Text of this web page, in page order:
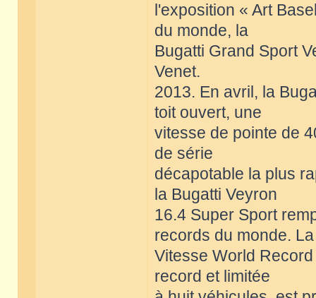
l'exposition « Art
du monde, la
Bugatti Grand Sport
Venet.
2013. En avril, la
toit ouvert, une
vitesse de pointe de
de série
décapotable la plus
la Bugatti Veyron
16.4 Super Sport
records du monde. La
Vitesse World
record et limitée